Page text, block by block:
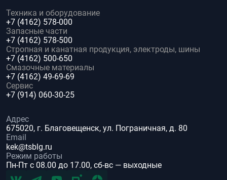
Техника и оборудование
+7 (4162) 578-000
Запасные части
+7 (4162) 578-500
Стропная и канатная продукция, электроды, шины
+7 (4162) 500-650
Смазочные материалы
+7 (4162) 49-69-69
Сервис
+7 (914) 060-30-25
Адрес
675020, г. Благовещенск, ул. Пограничная, д. 80
Email
kek@tsblg.ru
Режим работы
Пн-Пт с 08.00 до 17.00, сб-вс — выходные